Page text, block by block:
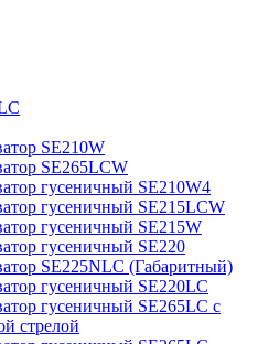
SE210W
SE265LCW
гусеничный SE210W4
гусеничный SE215LCW
гусеничный SE215W
гусеничный SE220
SE225NLC (Габаритный)
гусеничный SE220LC
гусеничный SE265LC с
стрелой